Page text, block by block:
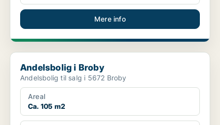
Mere info
Andelsbolig i Broby
Andelsbolig i Broby
Andelsbolig til salg i 5672 Broby
Areal
Ca. 105 m2